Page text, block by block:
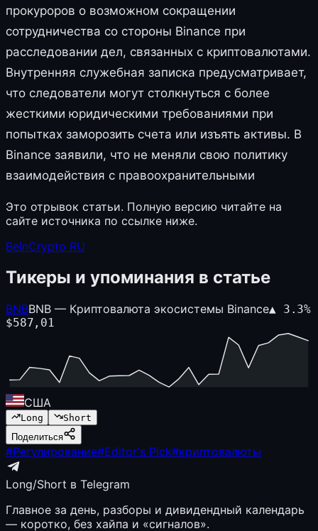
прокуроров о возможном сокращении
сотрудничества со стороны Binance при
расследовании дел, связанных с криптовалютами.
Внутренняя служебная записка предусматривает,
что следователи могут столкнуться с более
жесткими юридическими требованиями при
попытках заморозить счета или изъять активы. В
Binance заявили, что не меняли свою политику
взаимодействия с правоохранительными
Это отрывок статьи. Полную версию читайте на
сайте источника по ссылке ниже.
BeInCrypto RU
Тикеры и упоминания в статье
BNBBNB — Криптовалюта экосистемы Binance▲ 3.3%
$587,01
США
Long
Short
Поделиться
#Регулирование#Editor's Pick#криптовалюты
Long/Short в Telegram
Главное за день, разборы и дивидендный календарь
— коротко, без хайпа и «сигналов».